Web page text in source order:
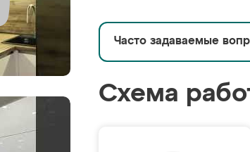
Часто задаваемые
Схема